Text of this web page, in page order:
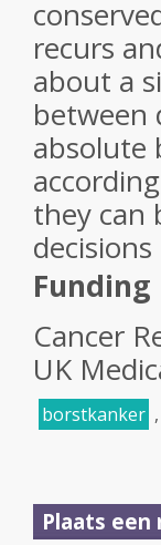
recurs
about a
between
absolute
they can
Funding
Cancer
UK
borstkanker ,
Plaats een